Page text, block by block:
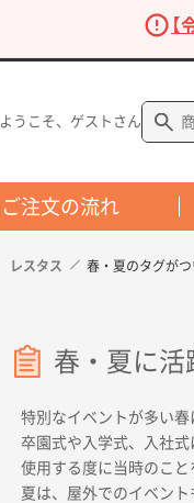
ようこそ、ゲストさん
ご注文の流れ
レスタス 春・夏のタグが
春・夏に活
特別なイベントが多い春
卒園式や入学式、入社
使用する度に当時のこと
夏は、屋外でのイベン